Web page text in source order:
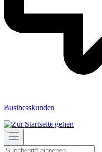
Businesskunden